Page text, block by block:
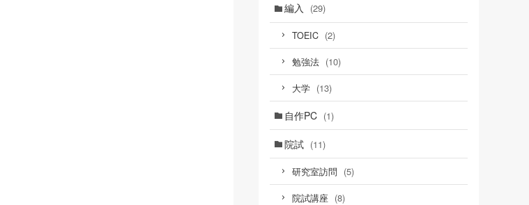
編入 (29)
TOEIC (2)
勉強法 (10)
大学 (13)
自作PC (1)
院試 (11)
研究室訪問 (5)
院試講座 (8)